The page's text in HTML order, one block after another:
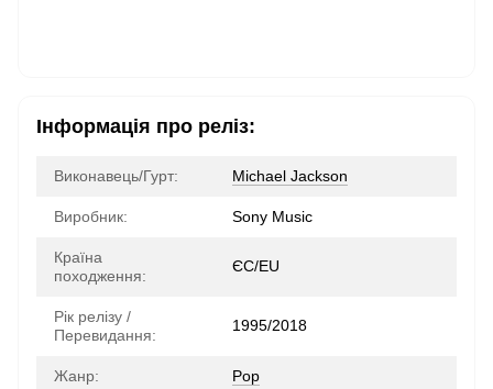
Інформація про реліз:
Виконавець/Гурт: Michael Jackson
Виробник: Sony Music
Країна
походження:
ЄС/EU
Рік релізу /
Перевидання:
1995/2018
Жанр: Pop